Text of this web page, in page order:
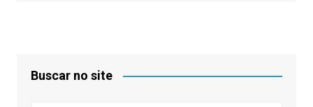
Buscar no site